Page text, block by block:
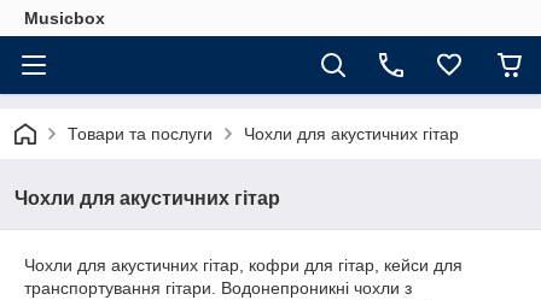
Musicbox
Товари та послуги Чохли для акустичних гітар
Чохли для акустичних гітар
Чохли для акустичних гітар, кофри для гітар, кейси для
транспортування гітари. Водонепроникні чохли з